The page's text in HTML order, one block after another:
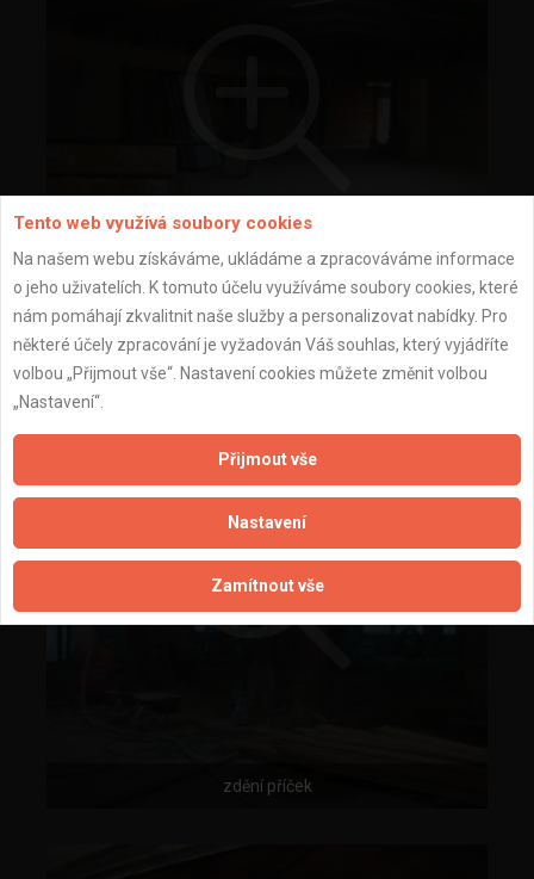
montáž SDK
zdění příček
Tento web využívá soubory cookies
Na našem webu získáváme, ukládáme a zpracováváme informace
o jeho uživatelích. K tomuto účelu využíváme soubory cookies, které
nám pomáhají zkvalitnit naše služby a personalizovat nabídky. Pro
některé účely zpracování je vyžadován Váš souhlas, který vyjádříte
volbou „Přijmout vše“. Nastavení cookies můžete změnit volbou
„Nastavení“.
Přijmout vše
Nastavení
Zamítnout vše